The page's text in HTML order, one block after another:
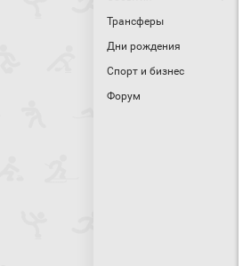
Трансферы
Дни рождения
Спорт и бизнес
Форум